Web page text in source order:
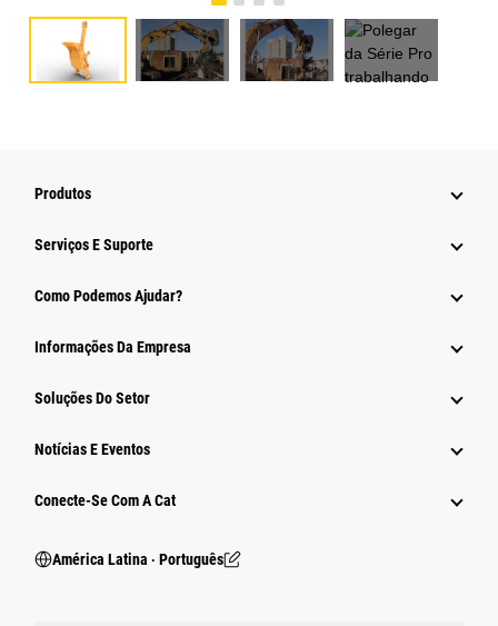
Produtos
Serviços E Suporte
Como Podemos Ajudar?
Informações Da Empresa
Soluções Do Setor
Notícias E Eventos
Conecte-Se Com A Cat
América Latina ‧ Português